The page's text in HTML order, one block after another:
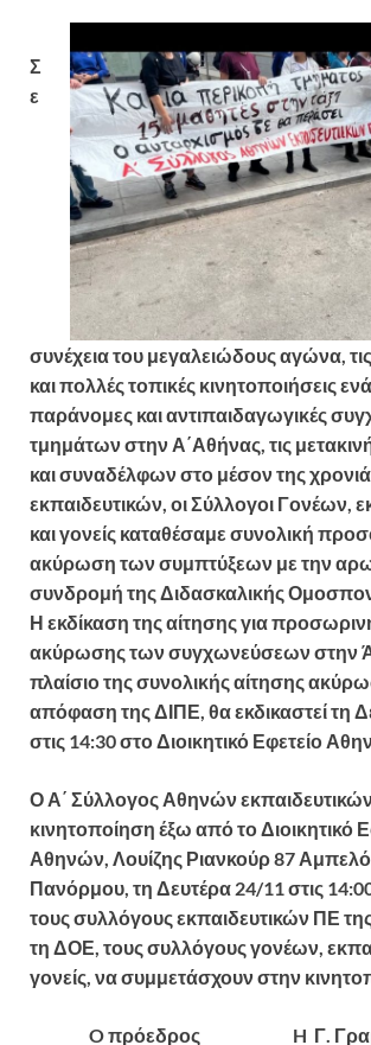
Σ
ε
συνέχεια του μεγαλειώδους αγώνα, τις
και πολλές τοπικές κινητοποιήσεις
παράνομες και αντιπαιδαγωγικές
τμημάτων στην Α΄Αθήνας, τις
και συναδέλφων στο μέσον της
εκπαιδευτικών, οι Σύλλογοι Γονέων,
και γονείς καταθέσαμε συνολική
ακύρωση των συμπτύξεων με την
συνδρομή της Διδασκαλικής
Η εκδίκαση της αίτησης για
ακύρωσης των συγχωνεύσεων στην
πλαίσιο της συνολικής αίτησης
απόφαση της ΔΙΠΕ, θα εκδικαστεί τη
στις 14:30 στο Διοικητικό Εφετείο
Ο Α΄ Σύλλογος Αθηνών
κινητοποίηση έξω από το Διοικητικό
Αθηνών, Λουίζης Ριανκούρ 87
Πανόρμου, τη Δευτέρα 24/11 στις
τους συλλόγους εκπαιδευτικών ΠΕ
τη ΔΟΕ, τους συλλόγους γονέων,
γονείς, να συμμετάσχουν στην
O πρόεδρος H Γ.